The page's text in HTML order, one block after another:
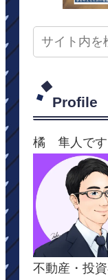
Profile
橘 隼人です
不動産・投